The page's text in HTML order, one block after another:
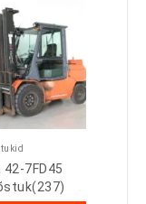
7FD45